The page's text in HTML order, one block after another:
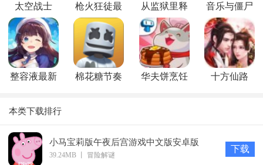
太空战士
枪火狂徒最
新版
从监狱里释
放出来
音乐与僵尸
整容液最新
棉花糖节奏
华夫饼烹饪
十方仙路
本类下载排行
小马宝莉版午夜后宫游戏中文版安卓版
39.24MB 冒险解谜
下载